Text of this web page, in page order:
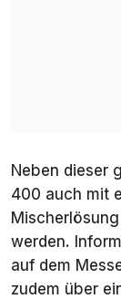
Neben dieser
400 auch mit
werden.
auf dem
zudem über